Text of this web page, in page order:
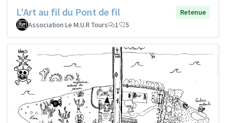
L'Art au fil du Pont de fil
Retenue
Association Le M.U.R Tours
1 5